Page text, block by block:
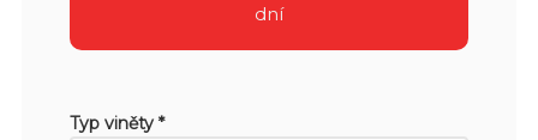
dní
Typ viněty *